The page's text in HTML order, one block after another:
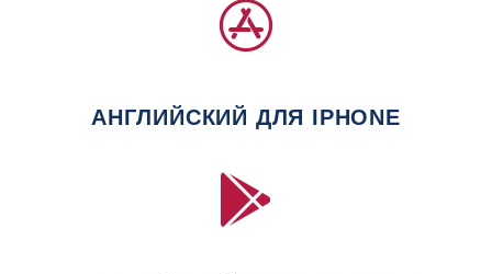
АНГЛИЙСКИЙ ДЛЯ IPHONE